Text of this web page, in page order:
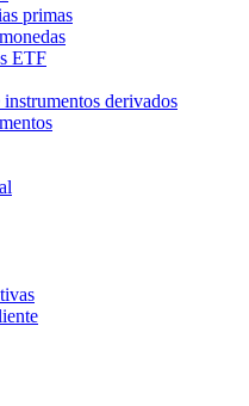
primas
ETF
derivados